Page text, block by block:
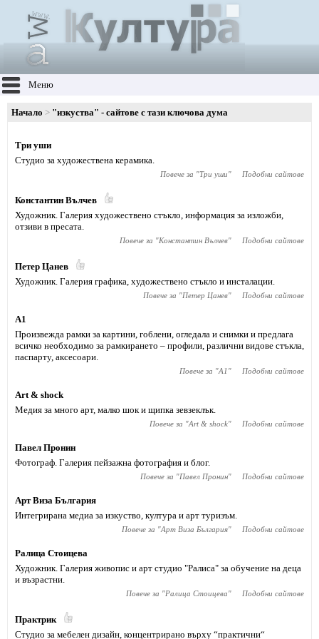
Меню
Начало "изкуства" - сайтове с тази ключова дума
Три уши
Студио за художествена керамика.
Повече за "Три уши" Подобни сайтове
Константин Вълчев
Художник. Галерия художествено стъкло, информация за изложби,
отзиви в пресата.
Повече за "Константин Вълчев" Подобни сайтове
Петер Цанев
Художник. Галерия графика, художествено стъкло и инсталации.
Повече за "Петер Цанев" Подобни сайтове
А1
Произвежда рамки за картини, гоблени, огледала и снимки и предлага
всичко необходимо за рамкирането – профили, различни видове стъкла,
паспарту, аксесоари.
Повече за "А1 " Подобни сайтове
Art & shock
Медия за много арт, малко шок и щипка зевзеклък.
Повече за "Art & shock" Подобни сайтове
Павел Пронин
Фотограф. Галерия пейзажна фотография и блог.
Повече за "Павел Пронин" Подобни сайтове
Арт Виза България
Интегрирана медиа за изкуство, култура и арт туризъм.
Повече за "Арт Виза България" Подобни сайтове
Ралица Стоицева
Художник. Галерия живопис и арт студио "Ралиса" за обучение на деца
и възрастни.
Повече за "Ралица Стоицева" Подобни сайтове
Практрик
Студио за мебелен дизайн, концентрирано върху “практични“